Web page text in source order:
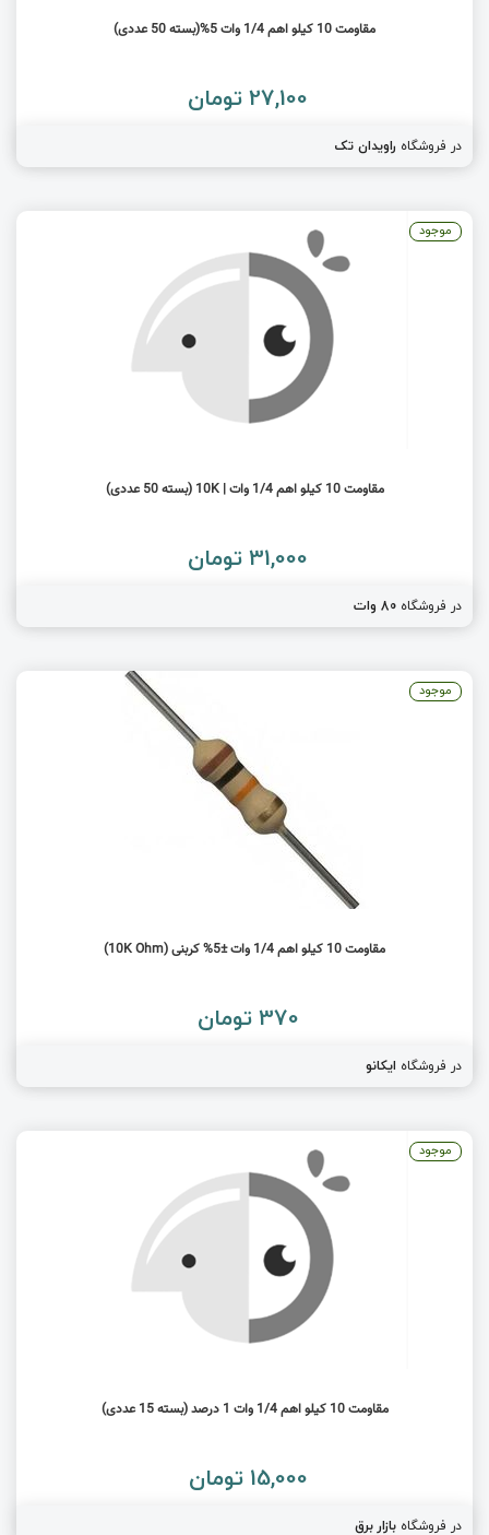
مقاومت 10 کیلو اهم 1/4 وات 5%(بسته 50 عددی)
27,100 تومان
در فروشگاه راویدان تک
مقاومت 10 کیلو اهم 1/4 وات | 10K (بسته 50 عددی)
31,000 تومان
در فروشگاه 80 وات
موجود
مقاومت 10 کیلو اهم 1/4 وات ±5% کربنی (10K Ohm)
370 تومان
در فروشگاه ایکانو
موجود
مقاومت 10 کیلو اهم 1/4 وات 1 درصد (بسته 15 عددی)
15,000 تومان
در فروشگاه بازار برق
موجود